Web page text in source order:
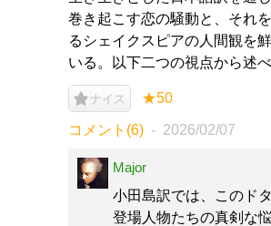
巻き起こす恋の騒動と、それ
るシェイクスピアの人間観を
いる。以下二つの視点から述
ナイス ★50
コメント(6) 2026/02/07
Major
小田島訳では、このド
登場人物たちの真剣な